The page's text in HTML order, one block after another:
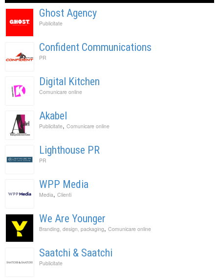
Ghost Agency
Publicitate
Confident Communications
PR
Digital Kitchen
Comunicare online
Akabel
Publicitate, Comunicare online
Lighthouse PR
PR
WPP Media
Media, Clienti
We Are Younger
Branding, design, packaging, Comunicare online
Saatchi & Saatchi
Publicitate